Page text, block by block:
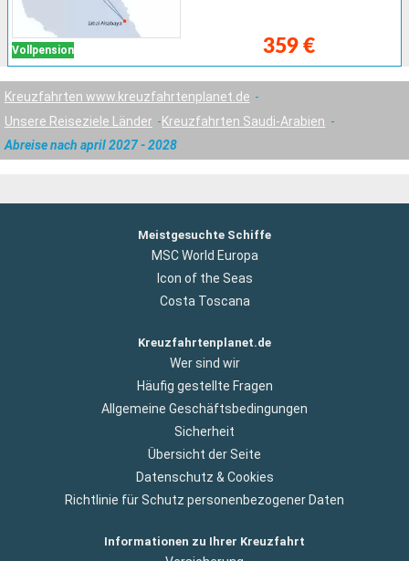
Vollpension 359 €
Kreuzfahrten www.kreuzfahrtenplanet.de
Unsere Reiseziele Länder
Kreuzfahrten Saudi-Arabien
Abreise nach april 2027 - 2028
Meistgesuchte Schiffe
MSC World Europa
Icon of the Seas
Costa Toscana
Kreuzfahrtenplanet.de
Wer sind wir
Häufig gestellte Fragen
Allgemeine Geschäftsbedingungen
Sicherheit
Übersicht der Seite
Datenschutz & Cookies
Richtlinie für Schutz personenbezogener Daten
Informationen zu Ihrer Kreuzfahrt